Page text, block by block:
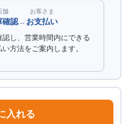
舗
確認→
お客さま
お支払い
し、営業時間内にできる
方法をご案内します。
入れる